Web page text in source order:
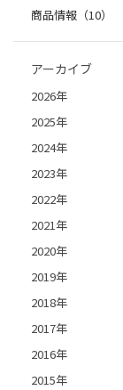
商品情報（10）
アーカイブ
2026年
2025年
2024年
2023年
2022年
2021年
2020年
2019年
2018年
2017年
2016年
2015年